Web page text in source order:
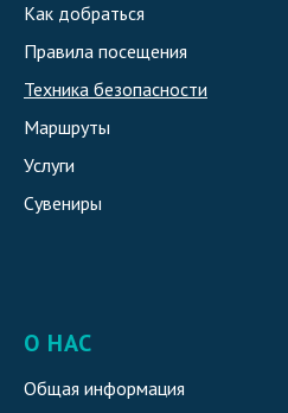
Как добраться
Правила посещения
Техника безопасности
Маршруты
Услуги
Сувениры
О НАС
Общая информация